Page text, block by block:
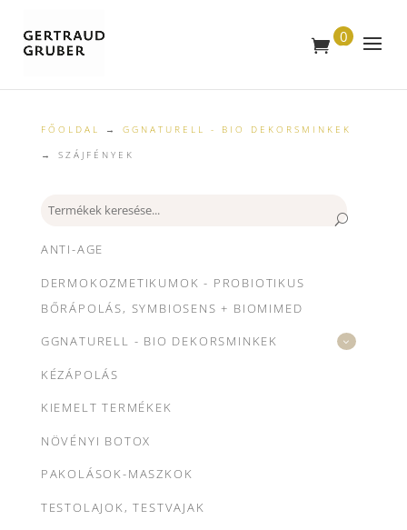
0
T
M
FŐOLDAL → GGNATURELL - BIO DEKORSMINKEK
→ SZÁJFÉNYEK
Keresés
ANTI-AGE
DERMOKOZMETIKUMOK - PROBIOTIKUS
BŐRÁPOLÁS, SYMBIOSENS + BIOMIMED
GGNATURELL - BIO DEKORSMINKEK
KÉZÁPOLÁS
KIEMELT TERMÉKEK
NÖVÉNYI BOTOX
PAKOLÁSOK-MASZKOK
TESTOLAJOK, TESTVAJAK